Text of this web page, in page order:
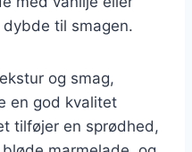
til smagen.
og smag,
en god kvalitet
tilføjer en sprødhed,